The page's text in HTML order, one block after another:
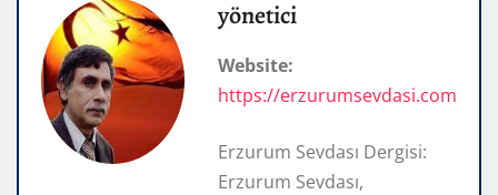
yönetici
Website:
https://erzurumsevdasi.com
Erzurum Sevdası Dergisi:
Erzurum Sevdası,